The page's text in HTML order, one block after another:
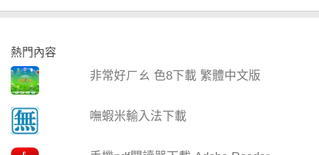
熱門內容
非常好ㄏㄠ 色8下載 繁體中文版
嘸蝦米輸入法下載